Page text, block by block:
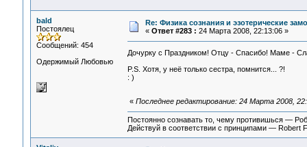
bald
Постоялец
Сообщений: 454
Одержимый Любовью
Re: Физика сознания и эзотерические
« Ответ #283 : 24 Марта 2008, 22:13:06 »
Дочурку с Праздником! Отцу - Спасибо! Маме -
P.S. Хотя, у неё только сестра, помнится... ?!
: )
« Последнее редактирование: 24 Марта 2008,
Постоянно сознавать то, чему противишься —
Действуй в соответствии с принципами — Robert